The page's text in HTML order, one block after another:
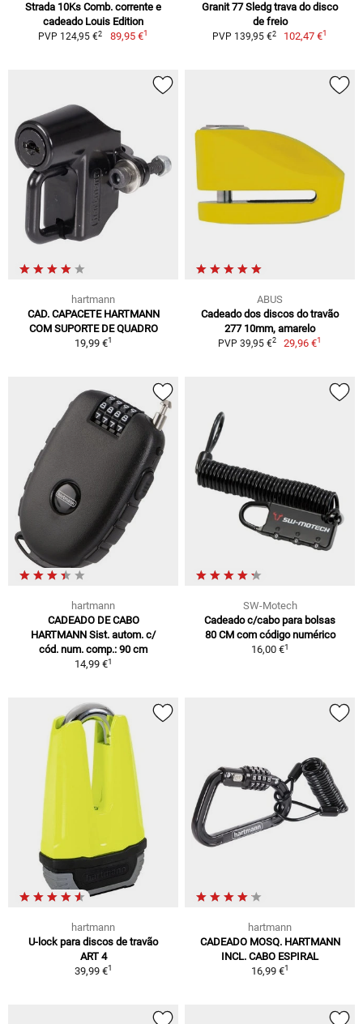
Strada 10Ks Comb. corrente e
cadeado Louis Edition
PVP 124,95 €2 89,95 €1
Granit 77 Sledg trava do disco
de freio
PVP 139,95 €2 102,47 €1
hartmann
CAD. CAPACETE HARTMANN
COM SUPORTE DE QUADRO
19,99 €1
ABUS
Cadeado dos discos do travão
277 10mm, amarelo
PVP 39,95 €2 29,96 €1
hartmann
CADEADO DE CABO
HARTMANN Sist. autom. c/
cód. num. comp.: 90 cm
14,99 €1
SW-Motech
Cadeado c/cabo para bolsas
80 CM com código numérico
16,00 €1
hartmann
U-lock para discos de travão
ART 4
39,99 €1
hartmann
CADEADO MOSQ. HARTMANN
INCL. CABO ESPIRAL
16,99 €1